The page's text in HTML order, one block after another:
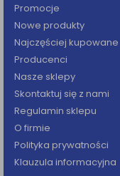
Promocje
Nowe produkty
Najczęściej kupowane
Producenci
Nasze sklepy
Skontaktuj się z nami
Regulamin sklepu
O firmie
Polityka prywatności
Klauzula informacyjna